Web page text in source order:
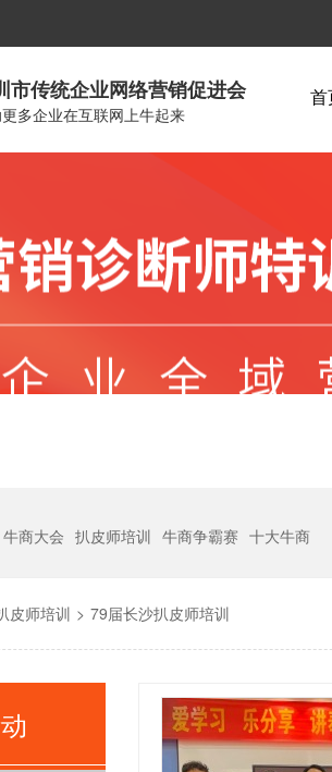
市传统企业网络营销促进会
多企业在互联网上牛起来
牛商大会 扒皮师培训 牛商争霸赛 十大牛商
皮师培训 > 79届长沙扒皮师培训